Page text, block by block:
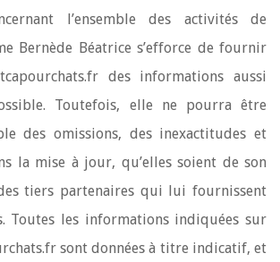
l’ensemble des activités de
Bernède Béatrice s’efforce de fournir
des informations aussi
Toutefois, elle ne pourra être
des omissions, des inexactitudes et
la mise à jour, qu’elles soient de son
tiers partenaires qui lui fournissent
Toutes les informations indiquées sur
sont données à titre indicatif, et